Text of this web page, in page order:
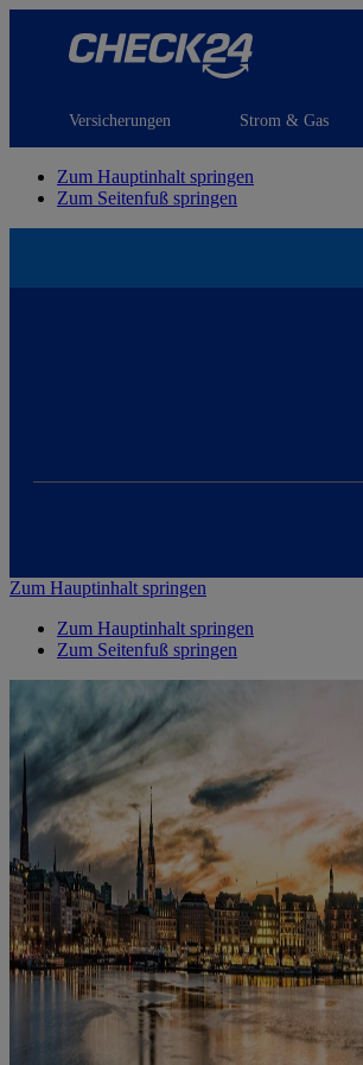
Versicherungen Strom & Gas
Zum Hauptinhalt springen
Zum Seitenfuß springen
Zum Hauptinhalt springen
Zum Hauptinhalt springen
Zum Seitenfuß springen